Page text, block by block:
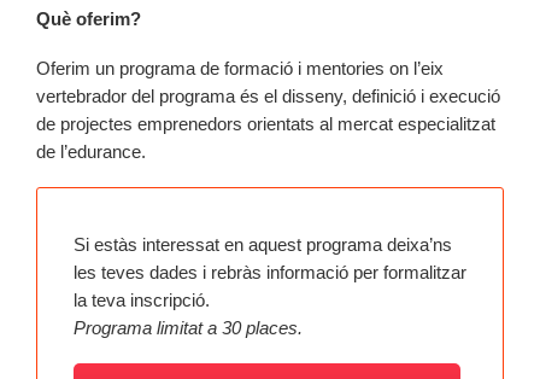
Què oferim?
Oferim un programa de formació i mentories on l’eix
vertebrador del programa és el disseny, definició i execució
de projectes emprenedors orientats al mercat especialitzat
de l’edurance.
Si estàs interessat en aquest programa deixa’ns
les teves dades i rebràs informació per formalitzar
la teva inscripció.
Programa limitat a 30 places.